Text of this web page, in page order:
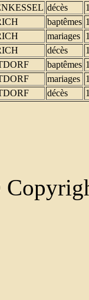
décès
baptêmes
mariages
décès
baptêmes
mariages
décès